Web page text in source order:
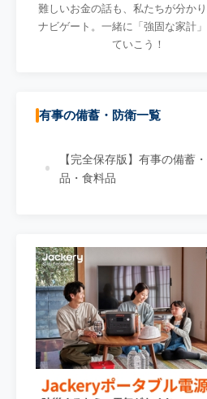
難しいお金の話も、私たちが分かり
ナビゲート。一緒に「強固な家計
ていこう！
有事の備蓄・防衛一覧
【完全保存版】有事の備蓄
品・食料品